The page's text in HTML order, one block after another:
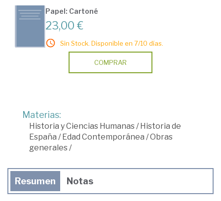
Papel: Cartoné
23,00 €
Sin Stock. Disponible en 7/10 días.
COMPRAR
Materias:
Historia y Ciencias Humanas /Historia de
España /Edad Contemporánea /Obras
generales /
Resumen Notas